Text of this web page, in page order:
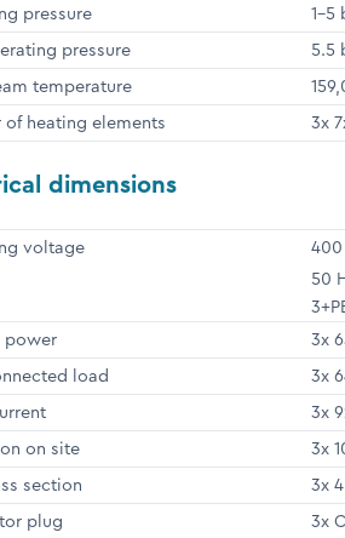
pressure
1-5
pressure
5.5
temperature
of heating elements
3x
dimensions
voltage
50
power
3x
load
3x
3x
on site
3x
section
3x
plug
3x